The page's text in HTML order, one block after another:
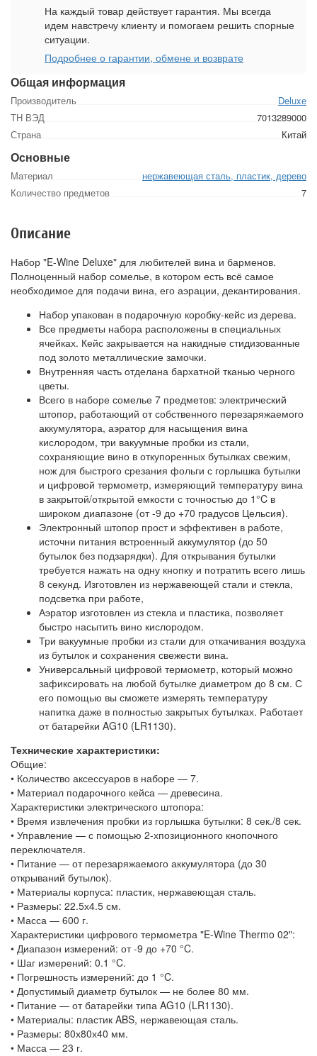
Общая информация
Производитель
Deluxе
ТН ВЭД
7013289000
Страна
Китай
Основные
Материал
нержавеющая сталь, пластик, дерево
Количество предметов
7
На каждый товар действует гарантия. Мы всегда
идем навстречу клиенту и помогаем решить спорные
ситуации.
Подробнее о гарантии, обмене и возврате
Описание
Набор "E-Wine Deluxe" для любителей вина и барменов.
Полноценный набор сомелье, в котором есть всё самое
необходимое для подачи вина, его аэрации, декантирования.
Набор упакован в подарочную коробку-кейс из дерева.
Все предметы набора расположены в специальных
ячейках. Кейс закрывается на накидные стидизованные
под золото металлические замочки.
Внутренняя часть отделана бархатной тканью черного
цветы.
Всего в наборе сомелье 7 предметов: электрический
штопор, работающий от собственного перезаряжаемого
аккумулятора, аэратор для насыщения вина
кислородом, три вакуумные пробки из стали,
сохраняющие вино в откупоренных бутылках свежим,
нож для быстрого срезания фольги с горлышка бутылки
и цифровой термометр, измеряющий температуру вина
в закрытой/открытой емкости с точностью до 1°C в
широком диапазоне (от -9 до +70 градусов Цельсия).
Электронный штопор прост и эффективен в работе,
источни питания встроенный аккумулятор (до 50
бутылок без подзарядки). Для открывания бутылки
требуется нажать на одну кнопку и потратить всего лишь
8 секунд. Изготовлен из нержавеющей стали и стекла,
подсветка при работе,
Аэратор изготовлен из стекла и пластика, позволяет
быстро насытить вино кислородом.
Три вакуумные пробки из стали для откачивания воздуха
из бутылок и сохранения свежести вина.
Универсальный цифровой термометр, который можно
зафиксировать на любой бутылке диаметром до 8 см. С
его помощью вы сможете измерять температуру
напитка даже в полностью закрытых бутылках. Работает
от батарейки AG10 (LR1130).
Технические характеристики:
Общие:
• Количество аксессуаров в наборе — 7.
• Материал подарочного кейса — древесина.
Характеристики электрического штопора:
• Время извлечения пробки из горлышка бутылки: 8 сек./8 сек.
• Управление — с помощью 2-хпозиционного кнопочного
переключателя.
• Питание — от перезаряжаемого аккумулятора (до 30
открываний бутылок).
• Материалы корпуса: пластик, нержавеющая сталь.
• Размеры: 22.5х4.5 см.
• Масса — 600 г.
Характеристики цифрового термометра "E-Wine Thermo 02":
• Диапазон измерений: от -9 до +70 °C.
• Шаг измерений: 0.1 °C.
• Погрешность измерений: до 1 °C.
• Допустимый диаметр бутылок — не более 80 мм.
• Питание — от батарейки типа AG10 (LR1130).
• Материалы: пластик ABS, нержавеющая сталь.
• Размеры: 80х80х40 мм.
• Масса — 23 г.